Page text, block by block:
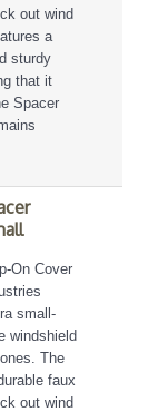
out wind
a
sturdy
that it
Spacer
On Cover
small-
windshield
The
faux
out wind